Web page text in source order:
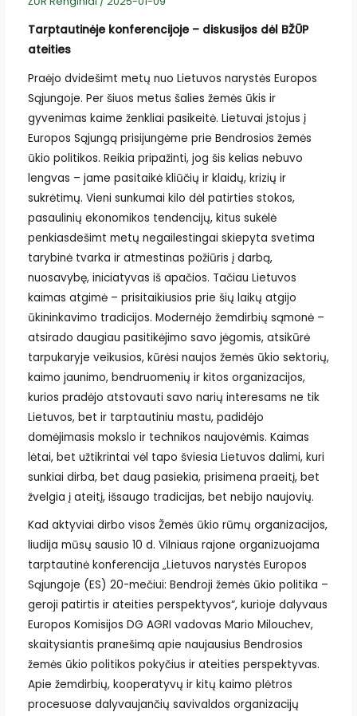
Tarptautinėje konferencijoje – diskusijos dėl BŽŪP
ateities
Praėjo dvidešimt metų nuo Lietuvos narystės Europos
Sąjungoje. Per šiuos metus šalies žemės ūkis ir
gyvenimas kaime ženkliai pasikeitė. Lietuvai įstojus į
Europos Sąjungą prisijungėme prie Bendrosios žemės
ūkio politikos. Reikia pripažinti, jog šis kelias nebuvo
lengvas – jame pasitaikė kliūčių ir klaidų, krizių ir
sukrėtimų. Vieni sunkumai kilo dėl patirties stokos,
pasaulinių ekonomikos tendencijų, kitus sukėlė
penkiasdešimt metų negailestingai skiepyta svetima
tarybinė tvarka ir atmestinas požiūris į darbą,
nuosavybę, iniciatyvas iš apačios. Tačiau Lietuvos
kaimas atgimė – prisitaikiusios prie šių laikų atgijo
ūkininkavimo tradicijos. Modernėjo žemdirbių sąmonė –
atsirado daugiau pasitikėjimo savo jėgomis, atsikūrė
tarpukaryje veikusios, kūrėsi naujos žemės ūkio sektorių,
kaimo jaunimo, bendruomenių ir kitos organizacijos,
kurios pradėjo atstovauti savo narių interesams ne tik
Lietuvos, bet ir tarptautiniu mastu, padidėjo
domėjimasis mokslo ir technikos naujovėmis. Kaimas
lėtai, bet užtikrintai vėl tapo šviesia Lietuvos dalimi, kuri
sunkiai dirba, bet daug pasiekia, prisimena praeitį, bet
žvelgia į ateitį, išsaugo tradicijas, bet nebijo naujovių.
Kad aktyviai dirbo visos Žemės ūkio rūmų organizacijos,
liudija mūsų sausio 10 d. Vilniaus rajone organizuojama
tarptautinė konferencija „Lietuvos narystės Europos
Sąjungoje (ES) 20-mečiui: Bendroji žemės ūkio politika –
geroji patirtis ir ateities perspektyvos“, kurioje dalyvaus
Europos Komisijos DG AGRI vadovas Mario Milouchev,
skaitysiantis pranešimą apie naujausius Bendrosios
žemės ūkio politikos pokyčius ir ateities perspektyvas.
Apie žemdirbių, kooperatyvų ir kitų kaimo plėtros
procesuose dalyvaujančių savivaldos organizacijų